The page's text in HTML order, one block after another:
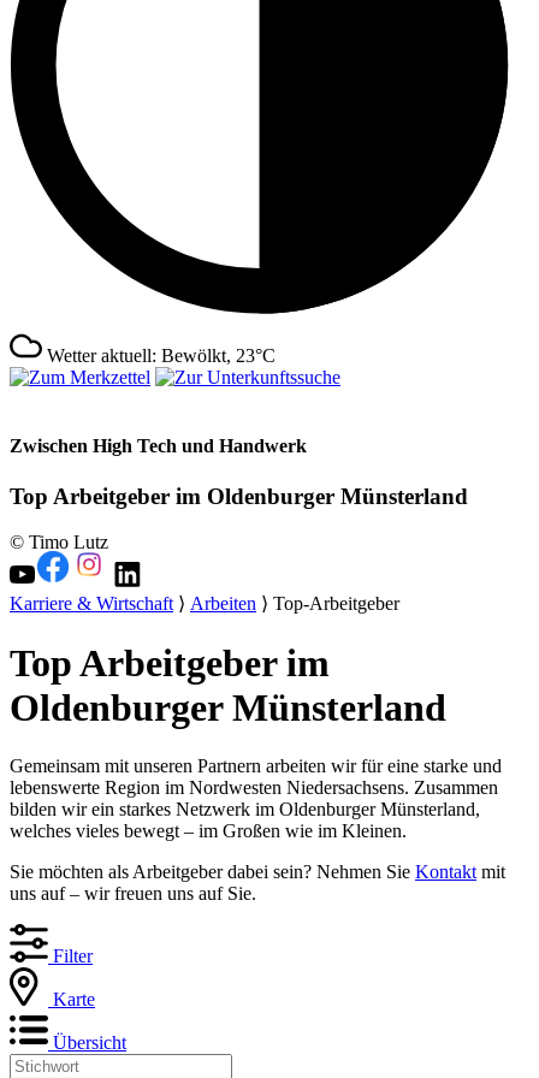
Wetter aktuell: Bewölkt, 23°C
Zwischen High Tech und Handwerk
Top Arbeitgeber im Oldenburger Münsterland
© Timo Lutz
Karriere & Wirtschaft⟩ Arbeiten ⟩ Top-Arbeitgeber
Top Arbeitgeber im
Oldenburger Münsterland
Gemeinsam mit unseren Partnern arbeiten wir für eine starke und
lebenswerte Region im Nordwesten Niedersachsens. Zusammen
bilden wir ein starkes Netzwerk im Oldenburger Münsterland,
welches vieles bewegt – im Großen wie im Kleinen.
Sie möchten als Arbeitgeber dabei sein? Nehmen Sie Kontakt mit
uns auf – wir freuen uns auf Sie.
Filter
Karte
Übersicht